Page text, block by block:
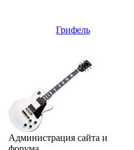
Грифель
Администрация сайта и